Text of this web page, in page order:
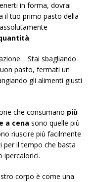
in forma, dovrai
il tuo primo pasto della
.
Stai sbagliando
pasto, fermati un
gli alimenti giusti
che consumano più
a cena sono quelle più
riuscire più facilmente
per il tempo che basta
ipercalorici.
corpo è come una